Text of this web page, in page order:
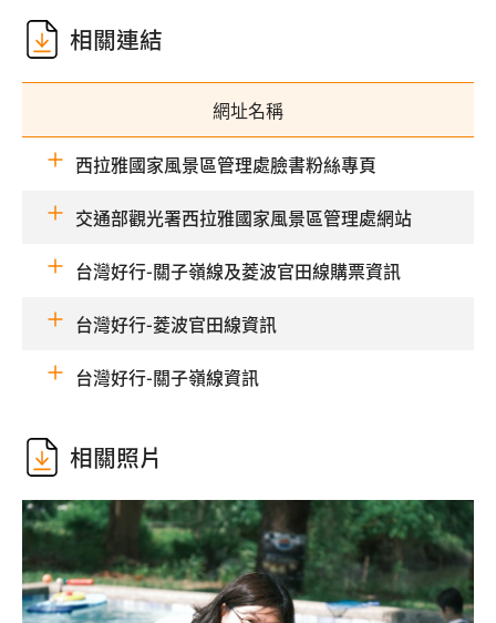
相關連結
網址名稱
西拉雅國家風景區管理處臉書粉絲專頁
交通部觀光署西拉雅國家風景區管理處網站
台灣好行-關子嶺線及菱波官田線購票資訊
台灣好行-菱波官田線資訊
台灣好行-關子嶺線資訊
相關照片